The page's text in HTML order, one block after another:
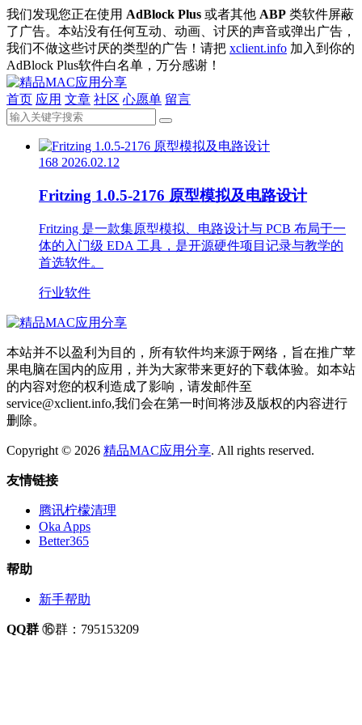
我们发现您正在使用 AdBlock Plus 或者其他 ABP 类软件屏蔽
了广告。本站没有任何互动、动画、讨厌的声音或弹出广告，
我们不做这些讨厌的类型的广告！请把 xclient.info 加入到你的
AdBlock Plus软件白名单，万分感谢！
首页 应用 文章 社区 心愿单 留言
168 2026.02.12
Fritzing 1.0.5-2176 原型模拟及电路设计
Fritzing 是一款集原型模拟、电路设计与 PCB 布局于一
体的入门级 EDA 工具，是开源硬件项目记录与教学的
首选软件。
行业软件
本站并不以盈利为目的，所有软件均来源于网络，旨在推广苹
果电脑在国内的应用，并为大家带来更好的下载体验。如本站
的内容对您的权利造成了影响，请发邮件至
service@xclient.info,我们会在第一时间将涉及版权的内容进行
删除。
Copyright © 2026 精品MAC应用分享. All rights reserved.
友情链接
腾讯柠檬清理
Oka Apps
Better365
帮助
新手帮助
QQ群 ⑯群：795153209